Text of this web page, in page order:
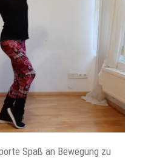
Spaß an Bewegung zu